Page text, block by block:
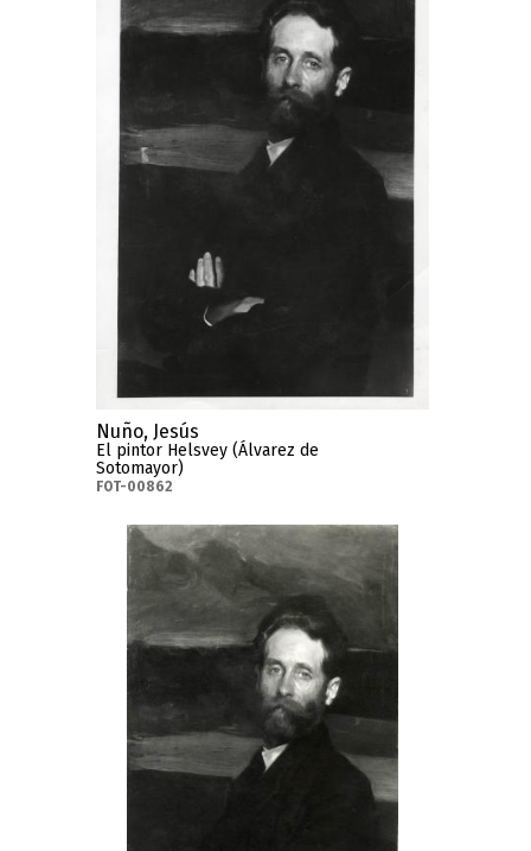
Nuño, Jesús
El pintor Helsvey (Álvarez de
Sotomayor)
FOT-00862